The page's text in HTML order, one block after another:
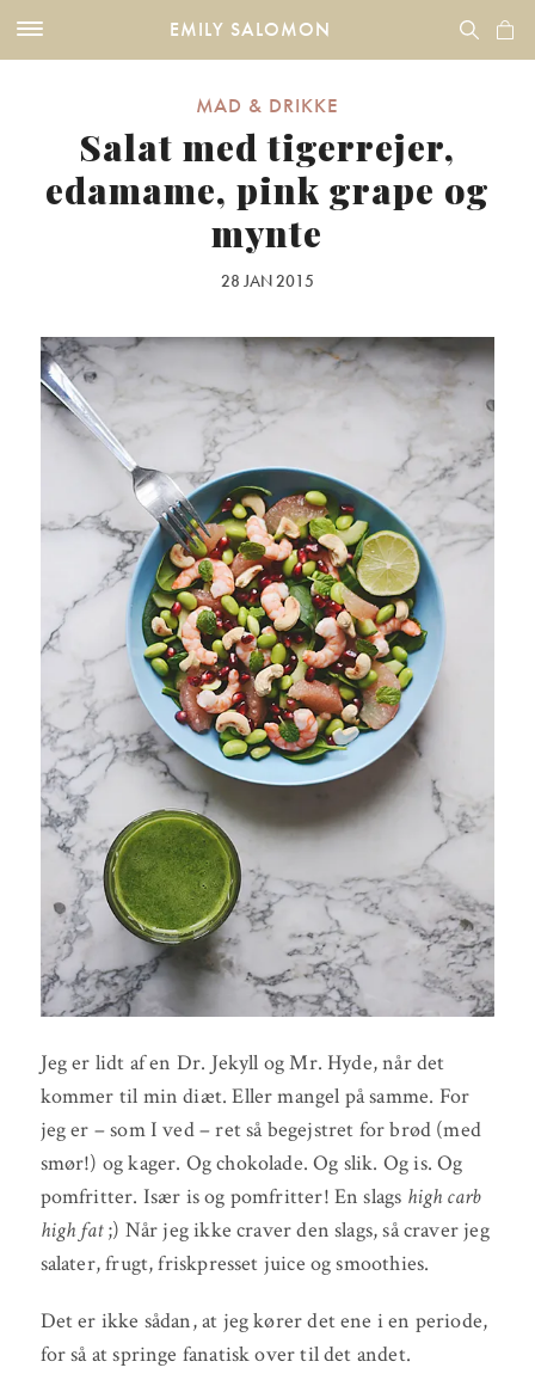
EMILY SALOMON
MAD & DRIKKE
Salat med tigerrejer,
edamame, pink grape og
mynte
28 JAN 2015
Jeg er lidt af en Dr. Jekyll og Mr. Hyde, når det
kommer til min diæt. Eller mangel på samme. For
jeg er – som I ved – ret så begejstret for brød (med
smør!) og kager. Og chokolade. Og slik. Og is. Og
pomfritter. Især is og pomfritter! En slags high carb
high fat;) Når jeg ikke craver den slags, så craver jeg
salater, frugt, friskpresset juice og smoothies.
Det er ikke sådan, at jeg kører det ene i en periode,
for så at springe fanatisk over til det andet.